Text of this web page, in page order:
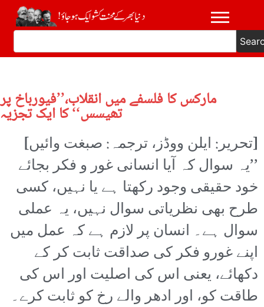
مارکس کا فلسفے میں انقلاب،’’فیورباخ پر
تھیسس‘‘ کا ایک تجزیہ
[تحریر: ایلن ووڈز، ترجمہ: صبغت وائیں]
’’یہ سوال کہ آیا انسانی غور و فکر بجائے
خود حقیقی وجود رکھتا ہے یا نہیں، کسی
طرح بھی نظریاتی سوال نہیں، یہ عملی
سوال ہے۔ انسان پر لازم ہے کہ عمل میں
اپنے غورو فکر کی صداقت ثابت کر کے
دکھائے، یعنی اس کی اصلیت اور اس کی
طاقت کو، اور ادھر والے رخ کو ثابت کرے۔